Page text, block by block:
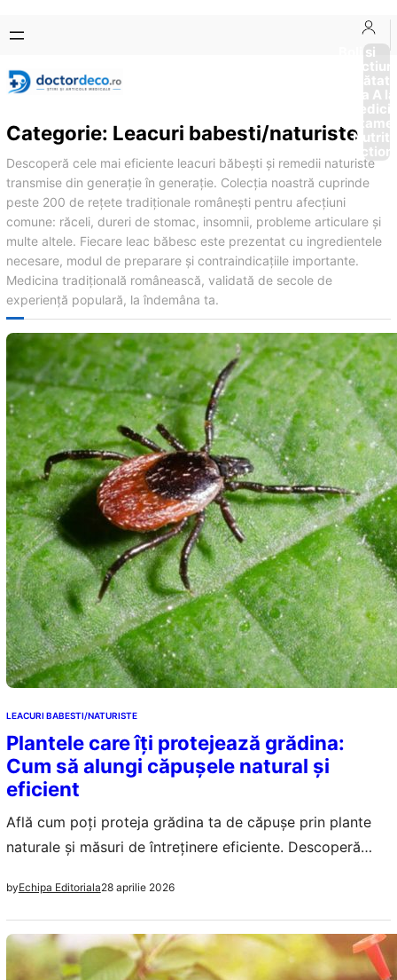
conținut
content
Boli si
Afectiuni
Sănătate
de la A
Categorie: Leacuri babesti/naturiste
Descoperă cele mai eficiente leacuri băbești și remedii naturiste
transmise din generație în generație. Colecția noastră cuprinde
peste 200 de rețete tradiționale românești pentru afecțiuni
comune: răceli, dureri de stomac, insomnii, probleme articulare și
multe altele. Fiecare leac băbesc este prezentat cu ingredientele
necesare, modul de preparare și contraindicațiile importante.
Medicina tradițională românească, validată de secole de
experiență populară, la îndemâna ta.
LEACURI BABESTI/NATURISTE
Plantele care îți protejează grădina:
Cum să alungi căpușele natural și
eficient
Află cum poți proteja grădina ta de căpușe prin plante
naturale și măsuri de întreținere eficiente. Descoperă
byEchipa Editoriala28 aprilie 2026